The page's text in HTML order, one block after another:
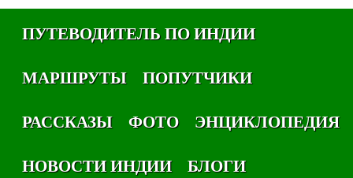
ПУТЕВОДИТЕЛЬ ПО ИНДИИ
МАРШРУТЫ
ПОПУТЧИКИ
РАССКАЗЫ
ФОТО
ЭНЦИКЛОПЕДИЯ
НОВОСТИ ИНДИИ
БЛОГИ